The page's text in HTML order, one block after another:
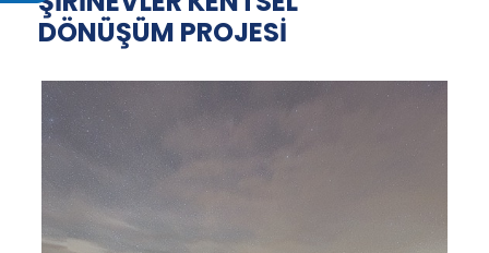
DÖNÜŞÜM PROJESİ